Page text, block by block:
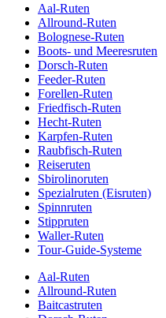
Aal-Ruten
Allround-Ruten
Bolognese-Ruten
Boots- und Meeresruten
Dorsch-Ruten
Feeder-Ruten
Forellen-Ruten
Friedfisch-Ruten
Hecht-Ruten
Karpfen-Ruten
Raubfisch-Ruten
Reiseruten
Sbirolinoruten
Spezialruten (Eisruten)
Spinnruten
Stippruten
Waller-Ruten
Tour-Guide-Systeme
Aal-Ruten
Allround-Ruten
Baitcastruten